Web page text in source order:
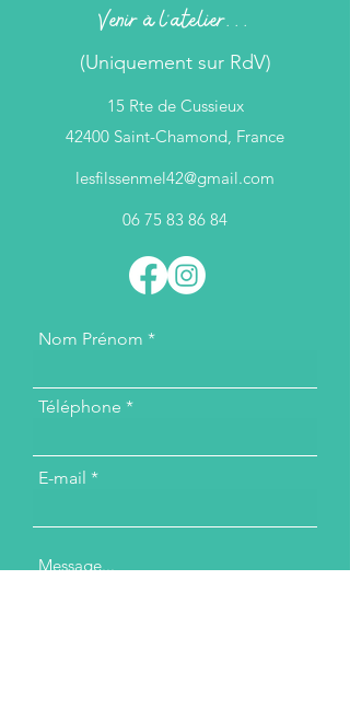
Venir à l'atelier...
(Uniquement sur RdV)
15 Rte de Cussieux
42400 Saint-Chamond, France
lesfilssenmel42@gmail.com
06 75 83 86 84
Nom Prénom
Téléphone
E-mail
Message...